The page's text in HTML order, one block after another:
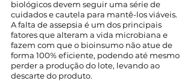
biológicos devem seguir uma série de
cuidados e cautela para mantê-los viáveis.
A falta de assepsia é um dos principais
fatores que alteram a vida microbiana e
fazem com que o bioinsumo não atue de
forma 100% eficiente, podendo até mesmo
perder a produção do lote, levando ao
descarte do produto.